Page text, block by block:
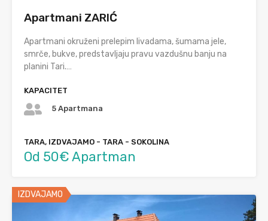
Apartmani ZARIĆ
Apartmani okruženi prelepim livadama, šumama jele,
smrče, bukve, predstavljaju pravu vazdušnu banju na
planini Tari.…
KAPACITET
5 Apartmana
TARA, IZDVAJAMO - TARA - SOKOLINA
Od 50€ Apartman
IZDVAJAMO